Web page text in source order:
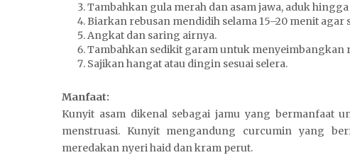
Tambahkan gula merah dan asam jawa, aduk
Biarkan rebusan mendidih selama 15–20 menit
Angkat dan saring airnya.
Tambahkan sedikit garam untuk menyeimbangkan
Sajikan hangat atau dingin sesuai selera.
Manfaat:
Kunyit asam dikenal sebagai jamu yang bermanfaat
menstruasi. Kunyit mengandung curcumin yang
meredakan nyeri haid dan kram perut.